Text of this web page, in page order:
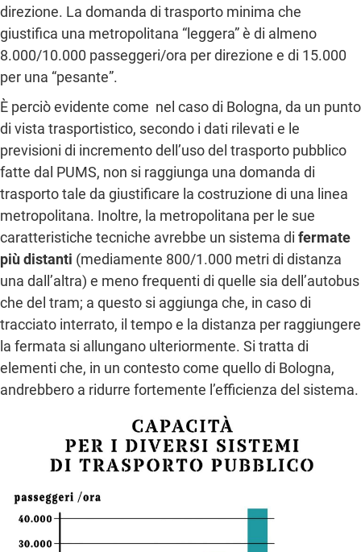
direzione. La domanda di trasporto minima che
giustifica una metropolitana “leggera” è di almeno
8.000/10.000 passeggeri/ora per direzione e di 15.000
per una “pesante”.
È perciò evidente come nel caso di Bologna, da un punto
di vista trasportistico, secondo i dati rilevati e le
previsioni di incremento dell’uso del trasporto pubblico
fatte dal PUMS, non si raggiunga una domanda di
trasporto tale da giustificare la costruzione di una linea
metropolitana. Inoltre, la metropolitana per le sue
caratteristiche tecniche avrebbe un sistema di fermate
più distanti (mediamente 800/1.000 metri di distanza
una dall’altra) e meno frequenti di quelle sia dell’autobus
che del tram; a questo si aggiunga che, in caso di
tracciato interrato, il tempo e la distanza per raggiungere
la fermata si allungano ulteriormente. Si tratta di
elementi che, in un contesto come quello di Bologna,
andrebbero a ridurre fortemente l’efficienza del sistema.